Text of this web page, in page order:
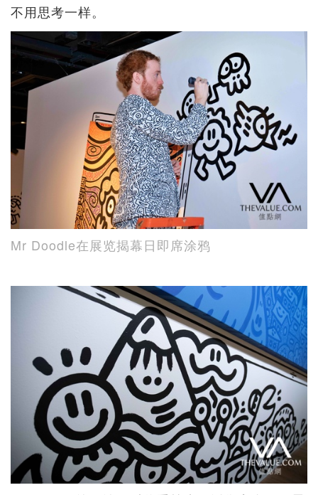
不用思考一样。
Mr Doodle在展览揭幕日即席涂鸦